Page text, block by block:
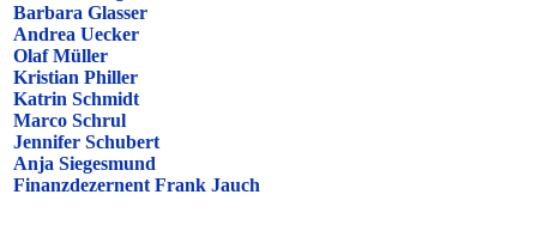
Barbara Glasser
Andrea Uecker
Olaf Müller
Kristian Philler
Katrin Schmidt
Marco Schrul
Jennifer Schubert
Anja Siegesmund
Finanzdezernent Frank Jauch